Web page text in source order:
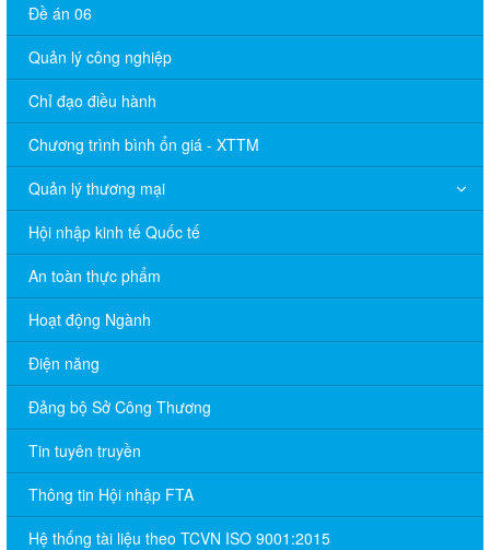
Đề án 06
Quản lý công nghiệp
Chỉ đạo điều hành
Chương trình bình ổn giá - XTTM
Quản lý thương mại
Hội nhập kinh tế Quốc tế
An toàn thực phẩm
Hoạt động Ngành
Điện năng
Đảng bộ Sở Công Thương
Tin tuyên truyền
Thông tin Hội nhập FTA
Hệ thống tài liệu theo TCVN ISO 9001:2015